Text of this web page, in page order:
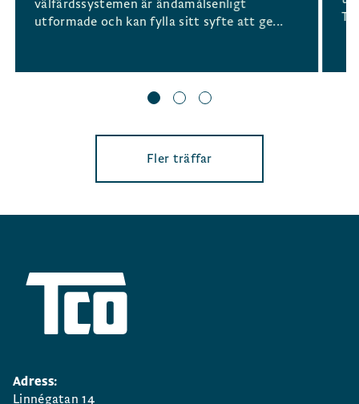
välfärdssystemen är ändamålsenligt
utformade och kan fylla sitt syfte att ge...
Fler träffar
Adress:
Linnégatan 14